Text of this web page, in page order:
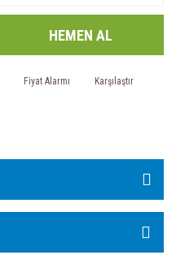
HEMEN AL
Fiyat Alarmı Karşılaştır